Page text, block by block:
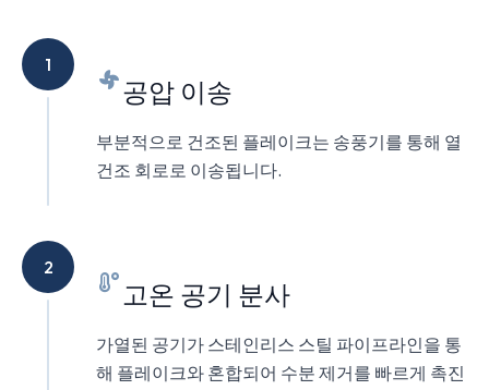
1
공압 이송
부분적으로 건조된 플레이크는 송풍기를 통해 열
건조 회로로 이송됩니다.
2
고온 공기 분사
가열된 공기가 스테인리스 스틸 파이프라인을 통
해 플레이크와 혼합되어 수분 제거를 빠르게 촉진